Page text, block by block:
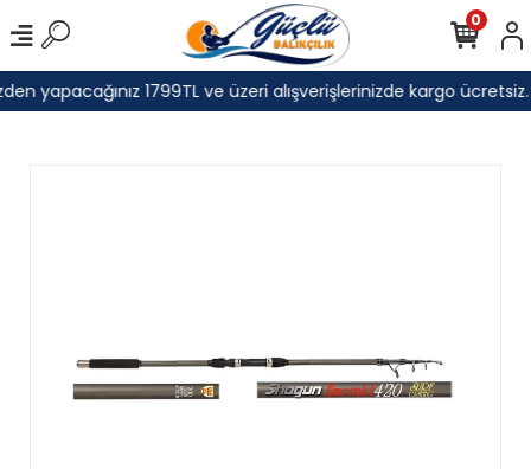
yapacağınız 1799TL ve üzeri alışverişlerinizde kargo ücretsiz.
0